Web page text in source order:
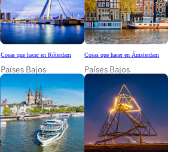
Cosas que hacer en Róterdam
Países Bajos
Cosas que hacer en Ámsterdam
Países Bajos